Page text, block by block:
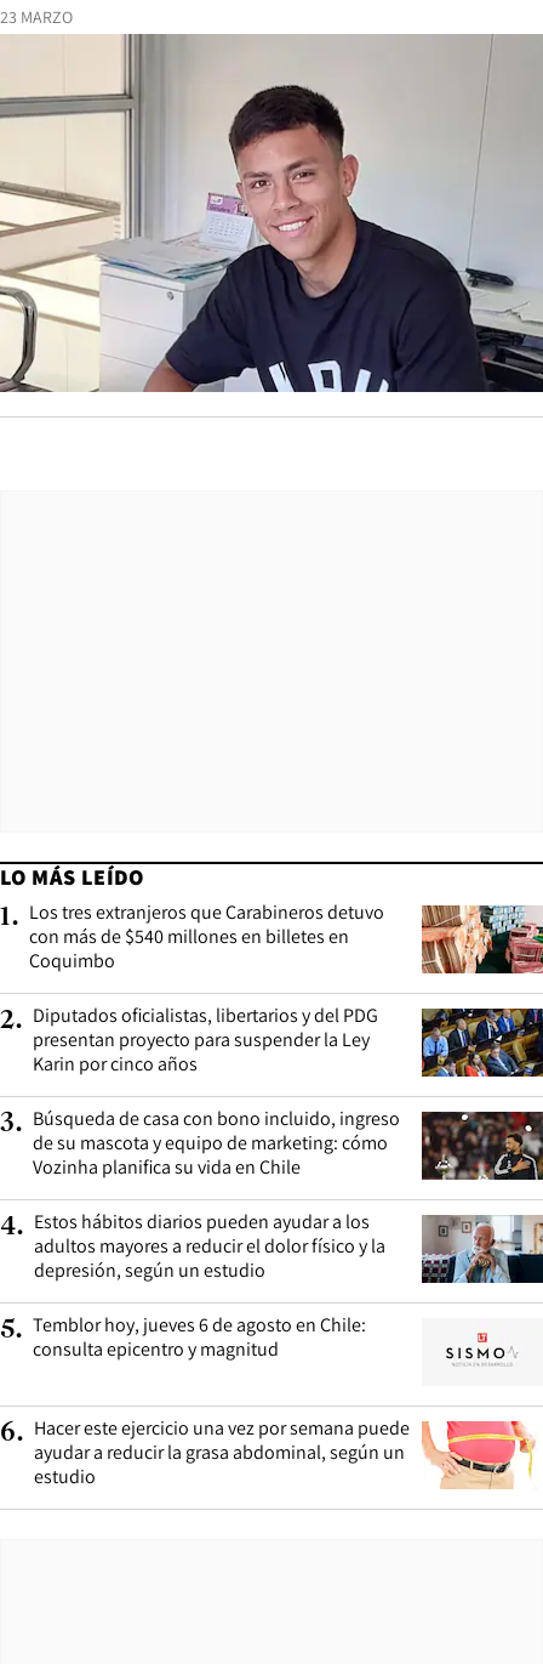
23 MARZO
LO MÁS LEÍDO
1. Los tres extranjeros que Carabineros detuvo
con más de $540 millones en billetes en
Coquimbo
2. Diputados oficialistas, libertarios y del PDG
presentan proyecto para suspender la Ley
Karin por cinco años
3. Búsqueda de casa con bono incluido, ingreso
de su mascota y equipo de marketing: cómo
Vozinha planifica su vida en Chile
4. Estos hábitos diarios pueden ayudar a los
adultos mayores a reducir el dolor físico y la
depresión, según un estudio
5. Temblor hoy, jueves 6 de agosto en Chile:
consulta epicentro y magnitud
6. Hacer este ejercicio una vez por semana puede
ayudar a reducir la grasa abdominal, según un
estudio